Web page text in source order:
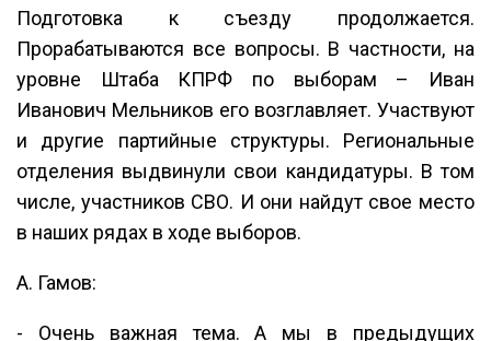
Подготовка к съезду продолжается.
Прорабатываются все вопросы. В частности, на
уровне Штаба КПРФ по выборам – Иван
Иванович Мельников его возглавляет. Участвуют
и другие партийные структуры. Региональные
отделения выдвинули свои кандидатуры. В том
числе, участников СВО. И они найдут свое место
в наших рядах в ходе выборов.
А. Гамов:
- Очень важная тема. А мы в предыдущих